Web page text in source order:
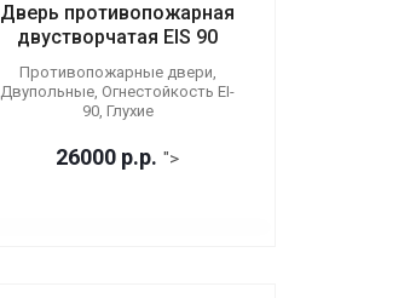
Дверь противопожарная
двустворчатая EIS 90
Противопожарные двери,
Двупольные, Огнестойкость EI-
90, Глухие
26000 р.р. ">